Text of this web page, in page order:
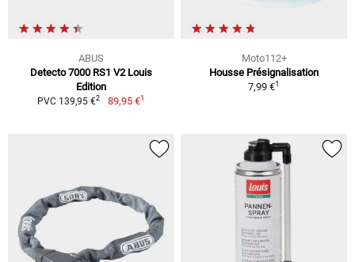
ABUS
Detecto 7000 RS1 V2 Louis
Edition
PVC 139,95 €2 89,95 €1
Moto112+
Housse Présignalisation
7,99 €1